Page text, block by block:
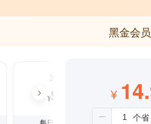
黑金会员
3个月
¥99 ¥